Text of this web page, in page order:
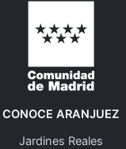
CONOCE ARANJUEZ
Jardines Reales